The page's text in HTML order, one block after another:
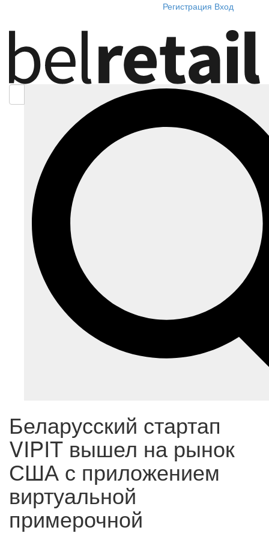
Регистрация Вход
Беларусский стартап
VIPIT вышел на рынок
США с приложением
виртуальной
примерочной